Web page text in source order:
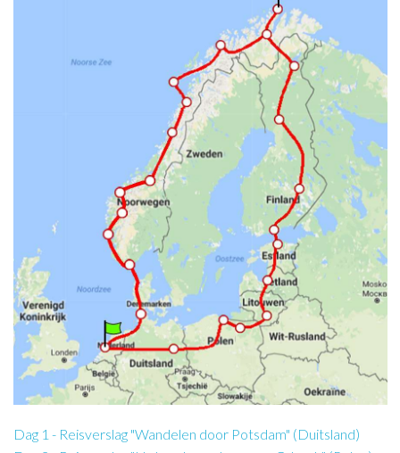
Dag 1 - Reisverslag "Wandelen door Potsdam" (Duitsland)